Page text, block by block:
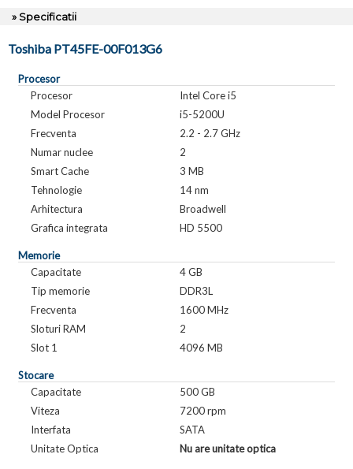
» Specificatii
Toshiba PT45FE-00F013G6
Procesor
Procesor
Intel Core i5
Model Procesor
i5-5200U
Frecventa
2.2 - 2.7 GHz
Numar nuclee
2
Smart Cache
3 MB
Tehnologie
14 nm
Arhitectura
Broadwell
Grafica integrata
HD 5500
Memorie
Capacitate
4 GB
Tip memorie
DDR3L
Frecventa
1600 MHz
Sloturi RAM
2
Slot 1
4096 MB
Stocare
Capacitate
500 GB
Viteza
7200 rpm
Interfata
SATA
Unitate Optica
Nu are unitate optica